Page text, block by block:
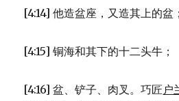
[4:14] 他造盆座，又造其上的盆；
[4:15] 铜海和其下的十二头牛；
[4:16] 盆、铲子、肉叉。巧匠 户